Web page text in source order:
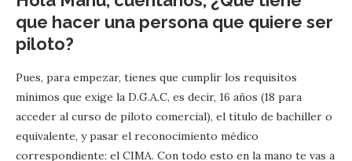
que hacer una persona que quiere ser
piloto?
Pues, para empezar, tienes que cumplir los requisitos
mínimos que exige la D.G.A.C, es decir, 16 años (18 para
acceder al curso de piloto comercial), el título de bachiller o
equivalente, y pasar el reconocimiento médico
correspondiente: el CIMA. Con todo esto en la mano te vas a